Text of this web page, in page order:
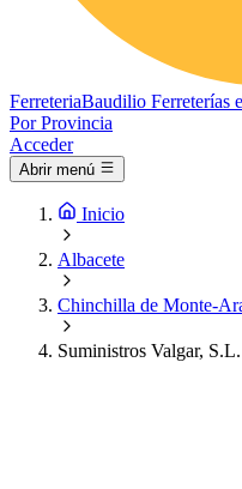
FerreteriaBaudilio Ferreterías
Por Provincia
Acceder
Abrir menú
Inicio
Albacete
Chinchilla de Monte-
Suministros Valgar, S.L.